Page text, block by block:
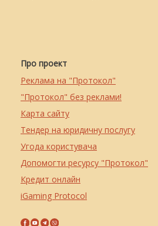
Про проект
Реклама на "Протокол"
"Протокол" без реклами!
Карта сайту
Тендер на юридичну послугу
Угода користувача
Допомогти ресурсу "Протокол"
Кредит онлайн
iGaming Protocol